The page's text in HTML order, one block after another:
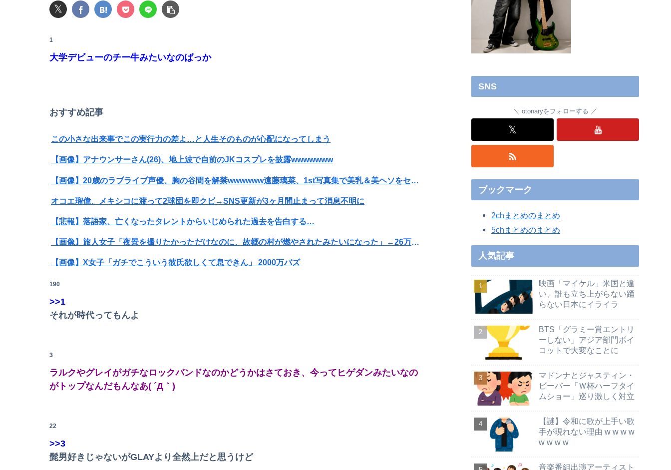
【悲報】NISA大暴落 ワイ一晩でマイナス20万円も吹き飛んだもよう
同期との昼飯。餃子定食の量が多く食ってもらおうと思ったら俺の餃子にタレと酢を直接かけた
体調不良で休んでパチ●コ通ってたら、数十日単位の証拠写真撮られて会社クビになった
世界初の超伝導量子熱機関…燃料もピストンもない量子エンジンが回った！
今週の「鵺の陰陽師」感想、修業の成果で姿を変えた四衲！！ その力とは…！？【156話】
【恐怖】酒とタバコを愛する日常系女性YouTuber、ガチで体が終わる・・・
世界一の登山家ニルマル・プルジャ(43歳)、雪崩で死亡
日本人「ジョジョの最高傑作は3部！」←これ謎だよな
【日向坂46】月刊ジャイアンツ公式、重大告知！
【悲報】乃木オタ『イコラブやとき宣と比べて肌のキメ細やかさが違う』
𝕏
1
大学デビューのチー牛みたいなのばっか
おすすめ記事
この小さな出来事でこの実行力の差よ…と人生そのものが心配になってしまう
【画像】アナウンサーさん(26)、地上波で自前のJKコスプレを披露wwwwwww
【画像】20歳のラブライブ声優、胸の谷間を解禁wwwwww遠藤璃菜、1st写真集で美乳＆美ヘソをセクシー露出！！！
オコエ瑠偉、メキシコに渡って2球団を即クビ→SNS更新が3ヶ月間止まって消息不明に
【悲報】落語家、亡くなったタレントからいじめられた過去を告白する…
【画像】旅人女子「夜景を撮りたかっただけなのに、故郷の村が燃やされたみたいになった」←26万ｲｲﾈｗｗｗｗ
【画像】X女子「ガチでこういう彼氏欲しくて息できん」 2000万バズ
【悲報】Mrs. GREEN APPLE、マジで逝くwwwwww
【驚愕】年商10億円を超える『ひとり親方』が激増 Mac miniを大量購入しAIを従業員に
【悲報】NISA大暴落 ワイ一晩でマイナス20万円も吹き飛んだもよう
同期との昼飯。餃子定食の量が多く食ってもらおうと思ったら俺の餃子にタレと酢を直接かけた
190
>>1
それが時代ってもんよ
3
ラルクやグレイがガチなロックバンドなのかどうかはさておき、今ってヒゲダンみたいなの
がトップなんだもんなあ( ´Д｀)
22
>>3
髭男好きじゃないがGLAYより全然上だと思うけど
SNS
otonaryをフォローする
𝕏
ブックマーク
2chまとめのまとめ
5chまとめのまとめ
人気記事
映画「マイケル」米国と違
い、誰も立ち上がらない踊
らない日本にイライラ
BTS「グラミー賞エントリ
ーしない」アジア部門ボイ
コットで大変なことに
マドンナとジャスティン・
ビーバー「Ｗ杯ハーフタイ
ムショー」巡り激しく対立
【謎】令和に歌が上手い歌
手が現れない理由 w w w w
w w w w
音楽番組出演アーティスト